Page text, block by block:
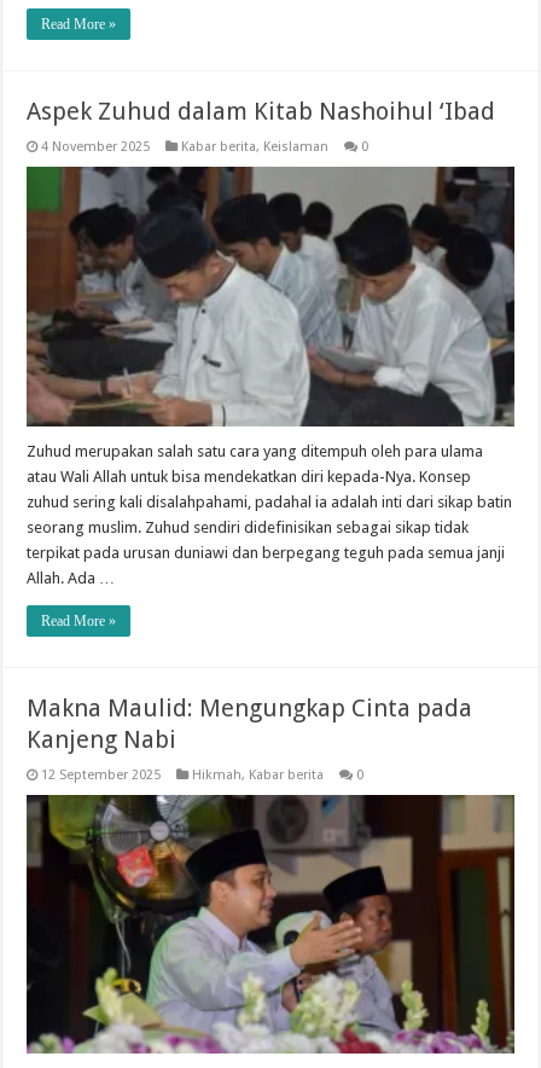
Read More »
Aspek Zuhud dalam Kitab Nashoihul ‘Ibad
4 November 2025 Kabar berita, Keislaman 0
Zuhud merupakan salah satu cara yang ditempuh oleh para ulama
atau Wali Allah untuk bisa mendekatkan diri kepada-Nya. Konsep
zuhud sering kali disalahpahami, padahal ia adalah inti dari sikap batin
seorang muslim. Zuhud sendiri didefinisikan sebagai sikap tidak
terpikat pada urusan duniawi dan berpegang teguh pada semua janji
Allah. Ada …
Read More »
Makna Maulid: Mengungkap Cinta pada
Kanjeng Nabi
12 September 2025 Hikmah, Kabar berita 0